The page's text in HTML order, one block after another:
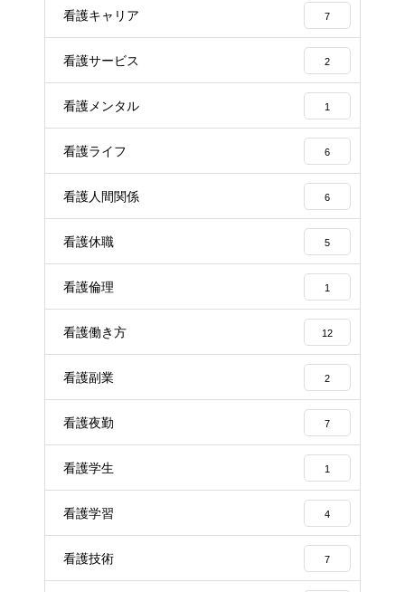
看護キャリア 7
看護サービス 2
看護メンタル 1
看護ライフ 6
看護人間関係 6
看護休職 5
看護倫理 1
看護働き方 12
看護副業 2
看護夜勤 7
看護学生 1
看護学習 4
看護技術 7